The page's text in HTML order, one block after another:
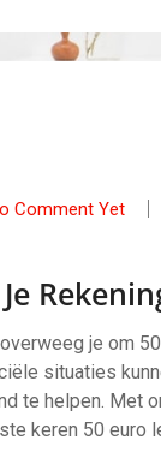
Comment Yet
je om
situaties
te helpen. Met
keren 50 euro